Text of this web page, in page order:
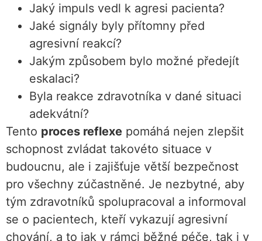
Jaký impuls vedl k agresi pacienta?
Jaké signály byly přítomny před
agresivní reakcí?
Jakým způsobem bylo možné předejít
eskalaci?
Byla reakce zdravotníka v dané situaci
adekvátní?
Tento proces reflexe pomáhá nejen zlepšit
schopnost zvládat takovéto situace v
budoucnu, ale i zajišťuje větší bezpečnost
pro všechny zúčastněné. Je nezbytné, aby
tým zdravotníků spolupracoval a informoval
se o pacientech, kteří vykazují agresivní
chování, a to jak v rámci běžné péče, tak i v